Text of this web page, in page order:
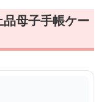
母子手帳ケー